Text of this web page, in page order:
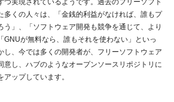
つ実現されているようです。過去のフリーソフト
多くの人々は、「金銭的利益がなければ、誰もプ
う」、「ソフトウェア開発も競争を通じて、より
GNUが無料なら、誰もそれを使わない」といっ
し、今では多くの開発者が、フリーソフトウェア
意し、ハブのようなオープンソースリポジトリに
ップしています。